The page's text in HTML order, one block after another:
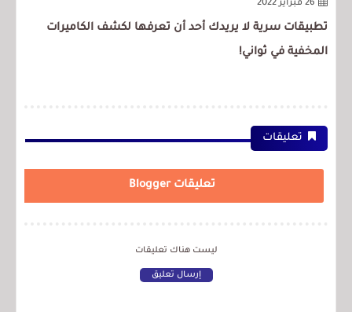
26 فبراير 2022
تطبيقات سرية لا يريدك أحد أن تعرفها لكشف الكاميرات
المخفية في ثواني!
تعليقات
تعليقات Blogger
ليست هناك تعليقات
إرسال تعليق